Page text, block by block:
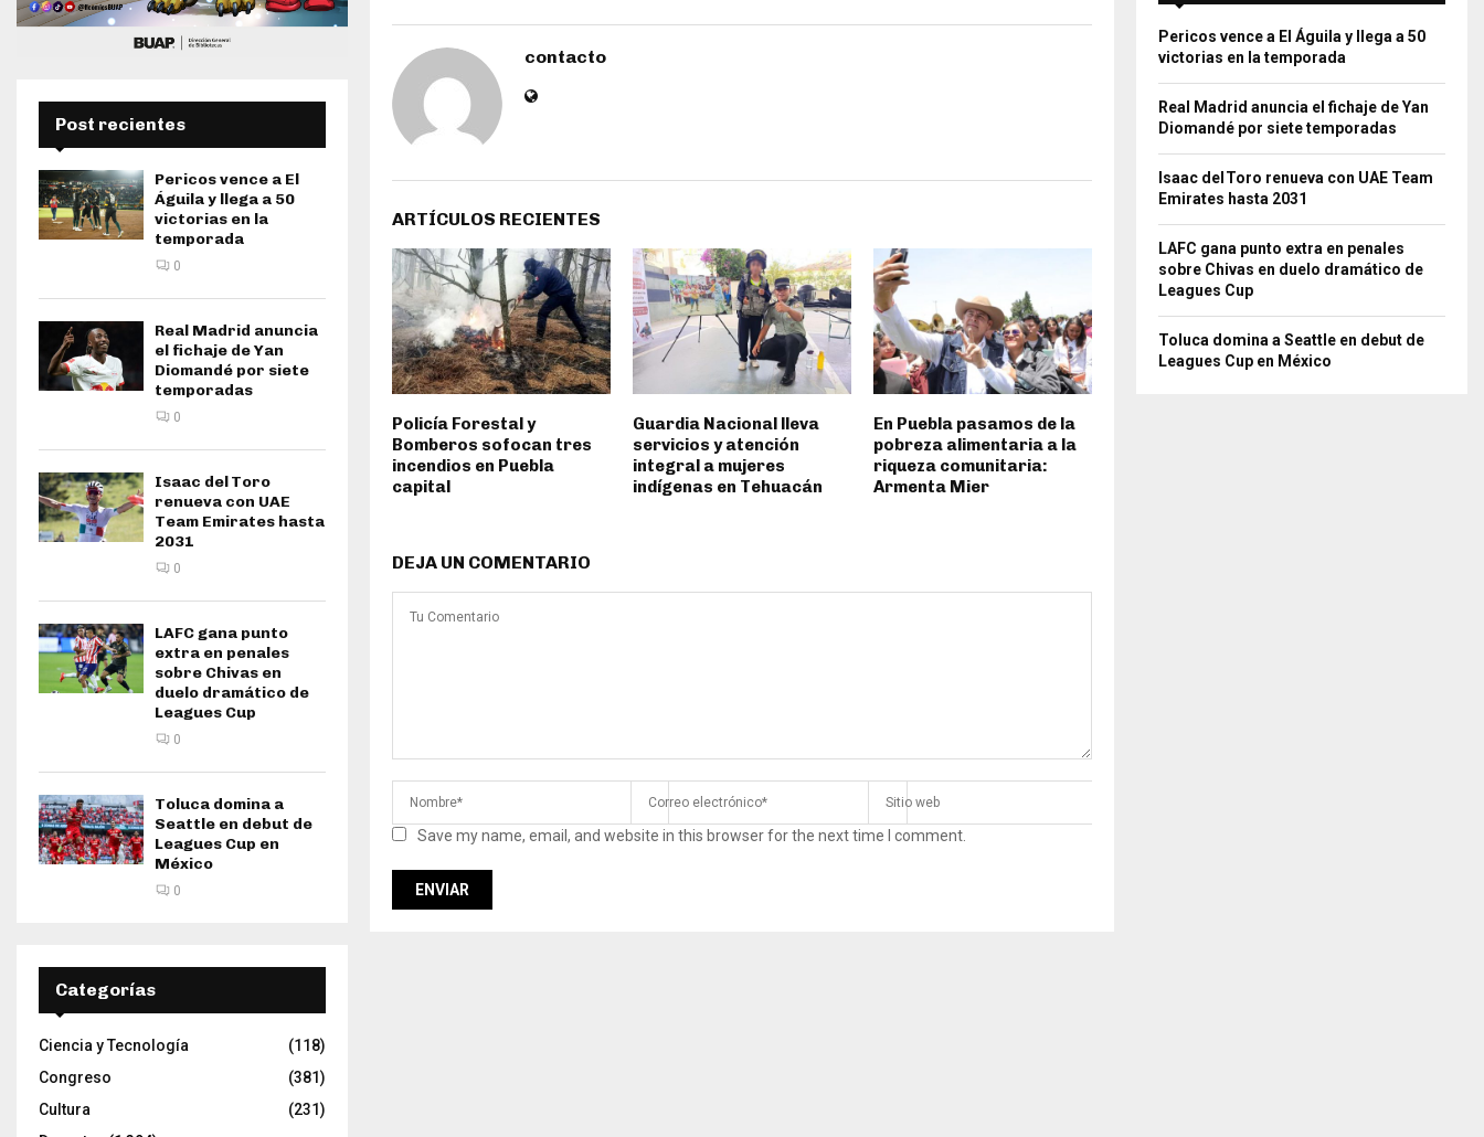
contacto
ARTÍCULOS RECIENTES
Policía Forestal y
Bomberos sofocan tres
incendios en Puebla
capital
Guardia Nacional lleva
servicios y atención
integral a mujeres
indígenas en Tehuacán
En Puebla pasamos de la
pobreza alimentaria a la
riqueza comunitaria:
Armenta Mier
DEJA UN COMENTARIO
Save my name, email, and website in this browser for the next time I comment.
Post recientes
Pericos vence a El
Águila y llega a 50
victorias en la
temporada
0
Real Madrid anuncia
el fichaje de Yan
Diomandé por siete
temporadas
0
Isaac del Toro
renueva con UAE
Team Emirates hasta
2031
0
LAFC gana punto
extra en penales
sobre Chivas en
duelo dramático de
Leagues Cup
0
Toluca domina a
Seattle en debut de
Leagues Cup en
México
0
Categorías
Ciencia y Tecnología
(118)
Congreso
(381)
Cultura
(231)
Pericos vence a El Águila y llega a 50
victorias en la temporada
Real Madrid anuncia el fichaje de Yan
Diomandé por siete temporadas
Isaac del Toro renueva con UAE Team
Emirates hasta 2031
LAFC gana punto extra en penales
sobre Chivas en duelo dramático de
Leagues Cup
Toluca domina a Seattle en debut de
Leagues Cup en México